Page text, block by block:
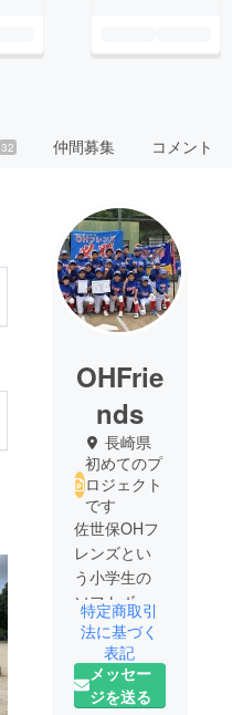
32 仲間募集 コメント
OHFrie
nds
長崎県
初めてのプ
ロジェクト
です
佐世保OHフ
レンズとい
う小学生の
ソフトボー
ルチームで
特定商取引
法に基づく
表記
メッセー
ジを送る